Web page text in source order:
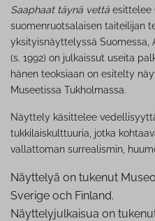
Saaphaat täynä vettä esittelee
suomenruotsalaisen taiteilijan
yksityisnäyttelyssä Suomessa,
(s. 1992) on julkaissut useita
hänen teoksiaan on esitelty
Museetissa Tukholmassa.
Näyttely käsittelee
tukkilaiskulttuuria, jotka
vallattoman surrealismin,
Näyttelyä on tukenut
Sverige och Finland.
Näyttelyjulkaisua on